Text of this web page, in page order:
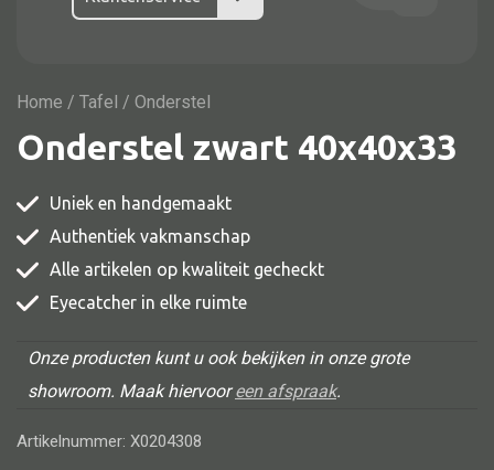
Nachtkast
Vitrine
TV meubel
Comode
Eetkamer stoel
Barstoel
Home / Tafel / Onderstel
Onderstel zwart 40x40x33
Uniek en handgemaakt
Authentiek vakmanschap
Alle artikelen op kwaliteit gecheckt
Eyecatcher in elke ruimte
Onze producten kunt u ook bekijken in onze grote
showroom. Maak hiervooreen afspraak.
Artikelnummer: X0204308